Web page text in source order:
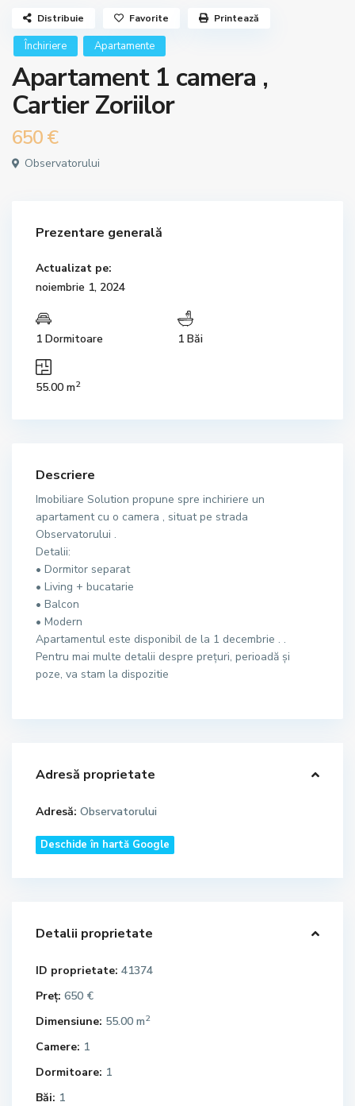
Închiriere Apartamente
Apartament 1 camera ,
Cartier Zoriilor
650 €
Observatorului
Distribuie Favorite Printează
Prezentare generală
Actualizat pe:
noiembrie 1, 2024
1 Dormitoare 1 Băi
55.00 m2
Descriere
Imobiliare Solution propune spre inchiriere un
apartament cu o camera , situat pe strada
Observatorului .
Detalii:
• Dormitor separat
• Living + bucatarie
• Balcon
• Modern
Apartamentul este disponibil de la 1 decembrie . .
Pentru mai multe detalii despre prețuri, perioadă și
poze, va stam la dispozitie
Adresă proprietate
Adresă: Observatorului
Deschide în hartă Google
Detalii proprietate
ID proprietate: 41374
Preț: 650 €
Dimensiune: 55.00 m2
Camere: 1
Dormitoare: 1
Băi: 1